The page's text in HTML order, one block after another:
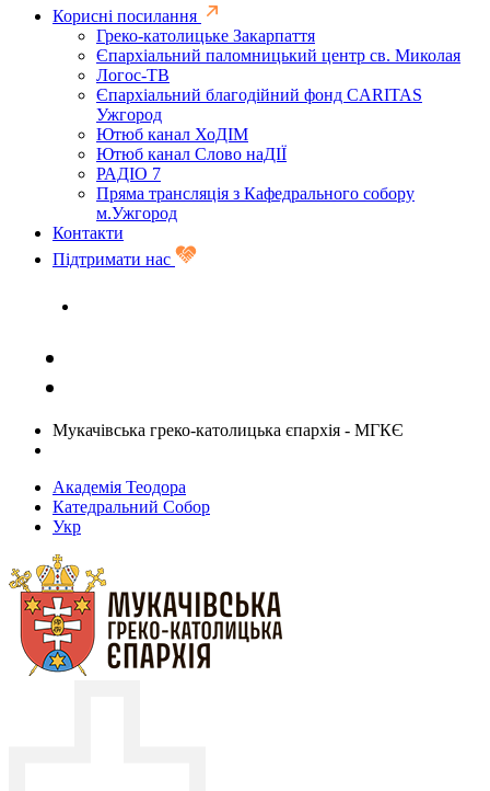
Корисні посилання
Греко-католицьке Закарпаття
Єпархіальний паломницький центр св. Миколая
Логос-ТВ
Єпархіальний благодійний фонд CARITAS
Ужгород
Ютюб канал ХоДІМ
Ютюб канал Слово наДІЇ
РАДІО 7
Пряма трансляція з Кафедрального собору
м.Ужгород
Контакти
Підтримати нас
Мукачівська греко-католицька єпархія - МГКЄ
Академія Теодора
Катедральний Собор
Укр